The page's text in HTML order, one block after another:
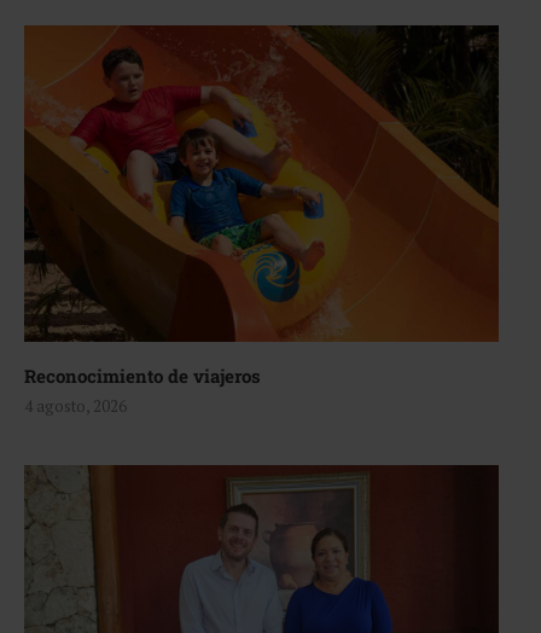
Reconocimiento de viajeros
4 agosto, 2026